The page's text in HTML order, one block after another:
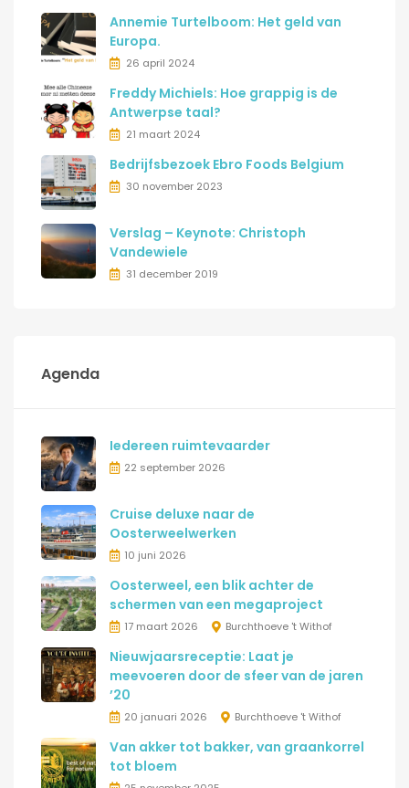
Annemie Turtelboom: Het geld van
Europa.
26 april 2024
Freddy Michiels: Hoe grappig is de
Antwerpse taal?
21 maart 2024
Bedrijfsbezoek Ebro Foods Belgium
30 november 2023
Verslag – Keynote: Christoph
Vandewiele
31 december 2019
Agenda
Iedereen ruimtevaarder
22 september 2026
Cruise deluxe naar de
Oosterweelwerken
10 juni 2026
Oosterweel, een blik achter de
schermen van een megaproject
17 maart 2026 Burchthoeve 't Withof
Nieuwjaarsreceptie: Laat je
meevoeren door de sfeer van de jaren
’20
20 januari 2026 Burchthoeve 't Withof
Van akker tot bakker, van graankorrel
tot bloem